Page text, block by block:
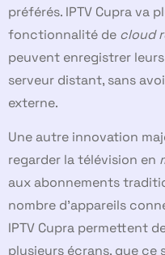
préférés. IPTV Cupra va
fonctionnalité de cloud
peuvent enregistrer
serveur distant, sans
externe.
Une autre innovation
regarder la télévision en
aux abonnements
nombre d’appareils
IPTV Cupra permettent
plusieurs écrans, que